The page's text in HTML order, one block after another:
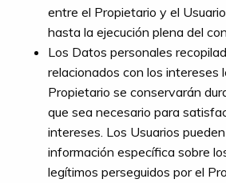
entre el Propietario y el
hasta la ejecución plena del
Los Datos personales
relacionados con los intereses
Propietario se conservarán
que sea necesario para
intereses. Los Usuarios
información específica sobre
legítimos perseguidos por el